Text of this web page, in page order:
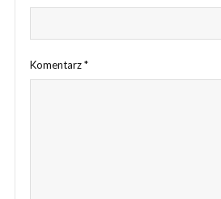
Komentarz*